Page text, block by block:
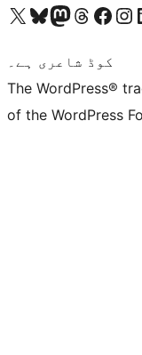
Visit our X (formerly Twitter) account
ہمارے بلیواسکائی اکاؤنٹ پر جائیں
Visit our Mastodon account
ہمارے ٹھریڈز اکاؤنٹ پر جائیں
Visit our Facebook page
Visit
کوڈ شاعری ہے۔
The WordPress®
of the WordPress